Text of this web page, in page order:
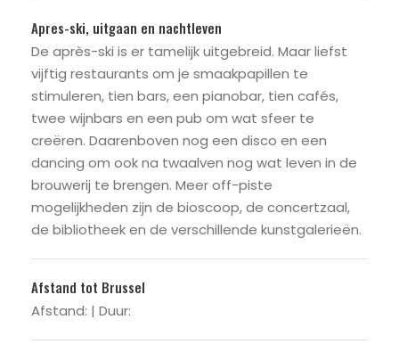
Apres-ski, uitgaan en nachtleven
De après-ski is er tamelijk uitgebreid. Maar liefst
vijftig restaurants om je smaakpapillen te
stimuleren, tien bars, een pianobar, tien cafés,
twee wijnbars en een pub om wat sfeer te
creëren. Daarenboven nog een disco en een
dancing om ook na twaalven nog wat leven in de
brouwerij te brengen. Meer off-piste
mogelijkheden zijn de bioscoop, de concertzaal,
de bibliotheek en de verschillende kunstgalerieën.
Afstand tot Brussel
Afstand: | Duur: